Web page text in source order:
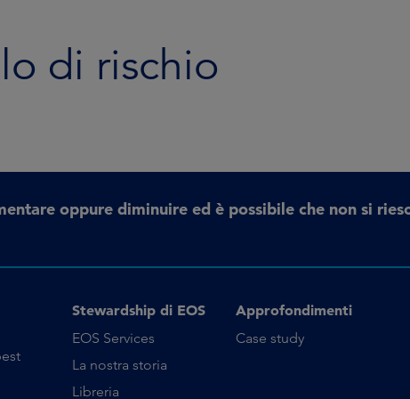
di rischio
oppure diminuire ed è possibile che non si
Stewardship di EOS
EOS Services
La nostra storia
Libreria
Approfondimenti
Case study